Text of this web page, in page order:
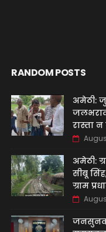
RANDOM POSTS
अमेठी:
रास्ता
अमेठी:
सीबू
ग्राम